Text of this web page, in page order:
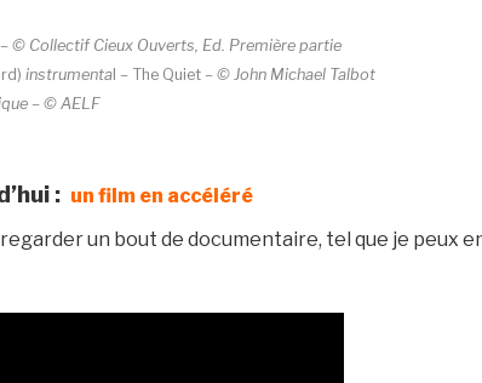
– © Collectif Cieux Ouverts, Ed. Première partie
instrumental – The Quiet – © John Michael Talbot
– © AELF
: un film en accéléré
un bout de documentaire, tel que je peux